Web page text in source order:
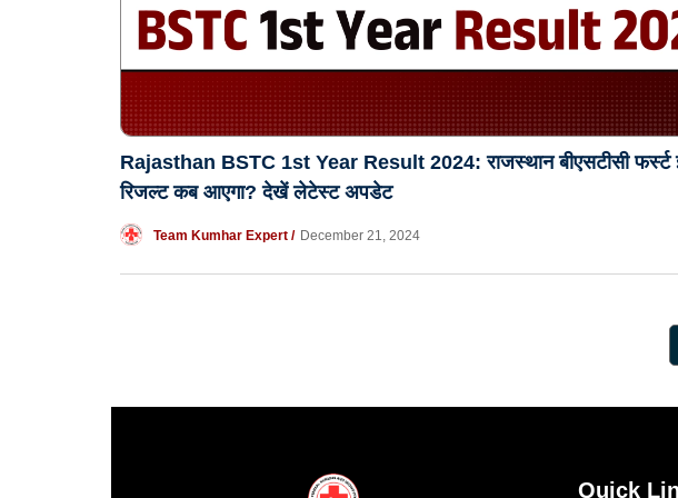
Rajasthan BSTC 1st Year Result 2024: राजस्थान बीएसटीसी फर्स्ट
रिजल्ट कब आएगा? देखें लेटेस्ट अपडेट
Team Kumhar Expert / December 21, 2024
Quick